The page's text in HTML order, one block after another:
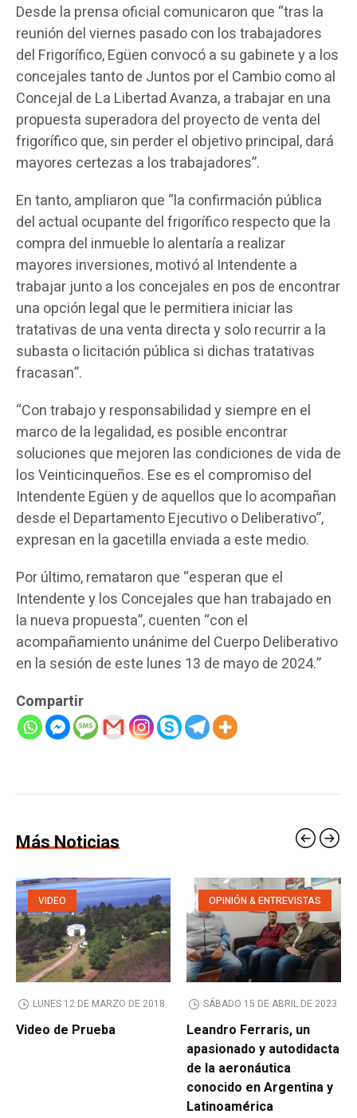
Desde la prensa oficial comunicaron que “tras la
reunión del viernes pasado con los trabajadores
del Frigorífico, Egüen convocó a su gabinete y a los
concejales tanto de Juntos por el Cambio como al
Concejal de La Libertad Avanza, a trabajar en una
propuesta superadora del proyecto de venta del
frigorífico que, sin perder el objetivo principal, dará
mayores certezas a los trabajadores”.
En tanto, ampliaron que “la confirmación pública
del actual ocupante del frigorífico respecto que la
compra del inmueble lo alentaría a realizar
mayores inversiones, motivó al Intendente a
trabajar junto a los concejales en pos de encontrar
una opción legal que le permitiera iniciar las
tratativas de una venta directa y solo recurrir a la
subasta o licitación pública si dichas tratativas
fracasan”.
“Con trabajo y responsabilidad y siempre en el
marco de la legalidad, es posible encontrar
soluciones que mejoren las condiciones de vida de
los Veinticinqueños. Ese es el compromiso del
Intendente Egüen y de aquellos que lo acompañan
desde el Departamento Ejecutivo o Deliberativo”,
expresan en la gacetilla enviada a este medio.
Por último, remataron que “esperan que el
Intendente y los Concejales que han trabajado en
la nueva propuesta”, cuenten “con el
acompañamiento unánime del Cuerpo Deliberativo
en la sesión de este lunes 13 de mayo de 2024.”
Compartir
Más Noticias
VIDEO
LUNES 12 DE MARZO DE 2018
Video de Prueba
OPINIÓN & ENTREVISTAS
SÁBADO 15 DE ABRIL DE 2023
Leandro Ferraris, un
apasionado y autodidacta
de la aeronáutica
conocido en Argentina y
Latinoamérica